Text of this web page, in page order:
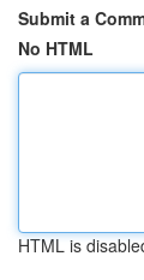
Submit a
No HTML
HTML is